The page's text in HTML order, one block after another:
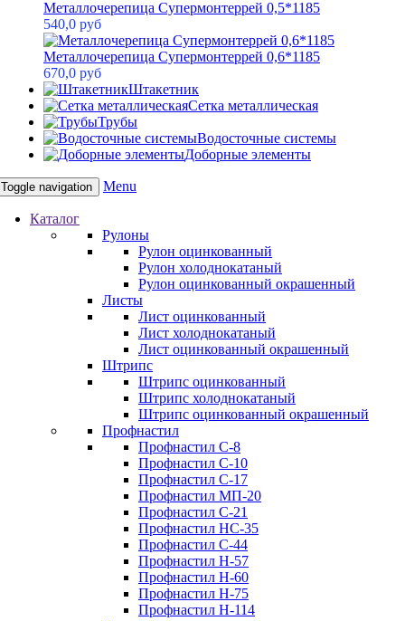
Металлочерепица Супермонтеррей 0,5*1185
540,0 руб
Металлочерепица Супермонтеррей 0,6*1185
670,0 руб
Штакетник
Сетка металлическая
Трубы
Водосточные системы
Доборные элементы
Toggle navigation Menu
Каталог
Рулоны
Рулон оцинкованный
Рулон холоднокатаный
Рулон оцинкованный окрашенный
Листы
Лист оцинкованный
Лист холоднокатаный
Лист оцинкованный окрашенный
Штрипс
Штрипс оцинкованный
Штрипс холоднокатаный
Штрипс оцинкованный окрашенный
Профнастил
Профнастил С-8
Профнастил С-10
Профнастил С-17
Профнастил МП-20
Профнастил С-21
Профнастил НС-35
Профнастил С-44
Профнастил Н-57
Профнастил Н-60
Профнастил Н-75
Профнастил Н-114